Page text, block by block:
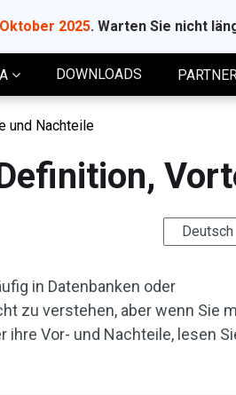
2025. Warten Sie nicht
DOWNLOADS
und Nachteile
Deutsch
in Datenbanken oder
zu verstehen, aber wenn Sie
ihre Vor- und Nachteile, lesen